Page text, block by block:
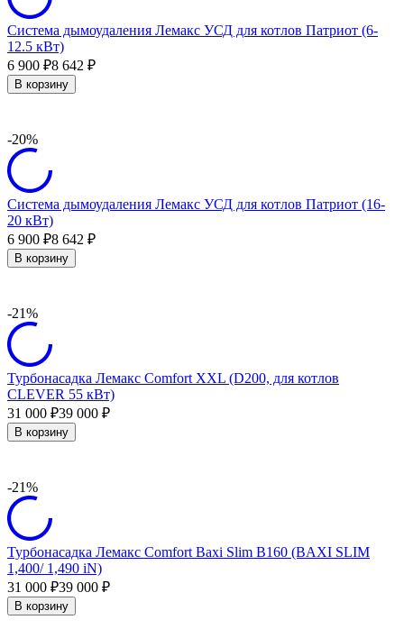
Система дымоудаления Лемакс УСД для котлов Патриот (6-
12.5 кВт)
6 900 ₽8 642 ₽
В корзину
-20%
Система дымоудаления Лемакс УСД для котлов Патриот (16-
20 кВт)
6 900 ₽8 642 ₽
В корзину
-21%
Турбонасадка Лемакс Comfort XXL (D200, для котлов
CLEVER 55 кВт)
31 000 ₽39 000 ₽
В корзину
-21%
Турбонасадка Лемакс Comfort Baxi Slim B160 (BAXI SLIM
1,400/ 1,490 iN)
31 000 ₽39 000 ₽
В корзину